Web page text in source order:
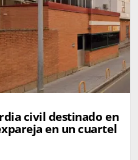
civil destinado en
en un cuartel